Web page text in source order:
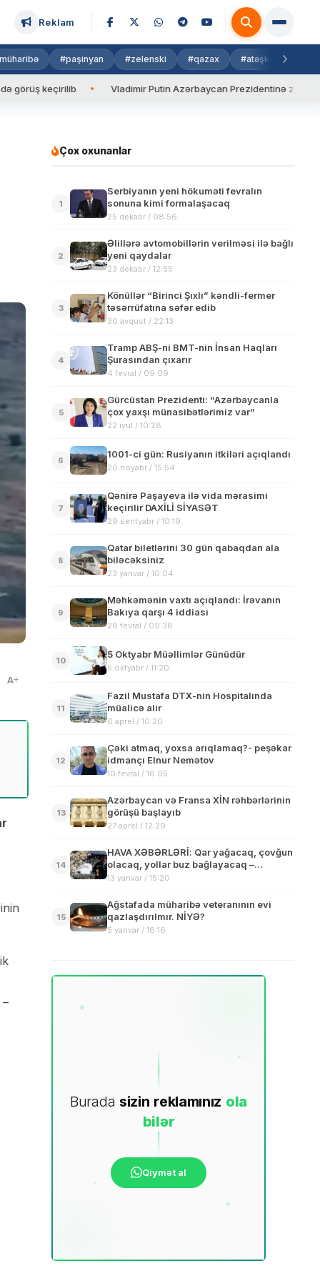
Reklam
#paşinyan #zelenski #qazax #atəşkəs
keçirilib Vladimir Putin Azərbaycan Prezidentinə zəng edib
A
Çox oxunanlar
1
Serbiyanın yeni hökuməti fevralın
sonuna kimi formalaşacaq
25 dekabr / 08:56
2
Əlillərə avtomobillərin verilməsi ilə bağlı
yeni qaydalar
23 dekabr / 12:55
3
Könüllər “Birinci Şıxlı” kəndli-fermer
təsərrüfatına səfər edib
30 avqust / 22:13
4
Tramp ABŞ-ni BMT-nin İnsan Haqları
Şurasından çıxarır
4 fevral / 09:09
5
Gürcüstan Prezidenti: “Azərbaycanla
çox yaxşı münasibətlərimiz var”
22 iyul / 10:28
6
1001-ci gün: Rusiyanın itkiləri açıqlandı
20 noyabr / 15:54
7
Qənirə Paşayeva ilə vida mərasimi
keçirilir DAXİLİ SİYASƏT
29 sentyabr / 10:19
8
Qatar biletlərini 30 gün qabaqdan ala
biləcəksiniz
23 yanvar / 10:04
9
Məhkəmənin vaxtı açıqlandı: İrəvanın
Bakıya qarşı 4 iddiası
28 fevral / 09:38
10
5 Oktyabr Müəllimlər Günüdür
5 oktyabr / 11:20
11
Fazil Mustafa DTX-nin Hospitalında
müalicə alır
6 aprel / 10:20
12
Çəki atmaq, yoxsa arıqlamaq?- peşəkar
idmançı Elnur Nemətov
10 fevral / 16:05
13
Azərbaycan və Fransa XİN rəhbərlərinin
görüşü başlayıb
27 aprel / 12:29
14
HAVA XƏBƏRLƏRİ: Qar yağacaq, çovğun
olacaq, yollar buz bağlayacaq –
XƏBƏRDARLIQ
13 yanvar / 15:20
15
Ağstafada müharibə veteranının evi
qazlaşdırılmır. NİYƏ?
5 yanvar / 16:16
Burada sizin reklamınız ola
bilər
Qiymət al